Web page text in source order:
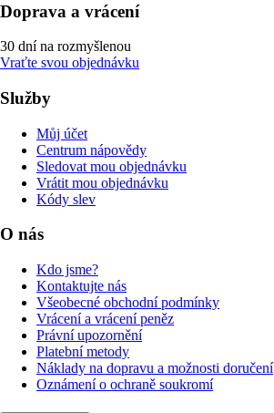
Doprava a vrácení
30 dní na rozmyšlenou
Vraťte svou objednávku
Služby
Můj účet
Centrum nápovědy
Sledovat mou objednávku
Vrátit mou objednávku
Kódy slev
O nás
Kdo jsme?
Kontaktujte nás
Všeobecné obchodní podmínky
Vrácení a vrácení peněz
Právní upozornění
Platební metody
Náklady na dopravu a možnosti doručení
Oznámení o ochraně soukromí